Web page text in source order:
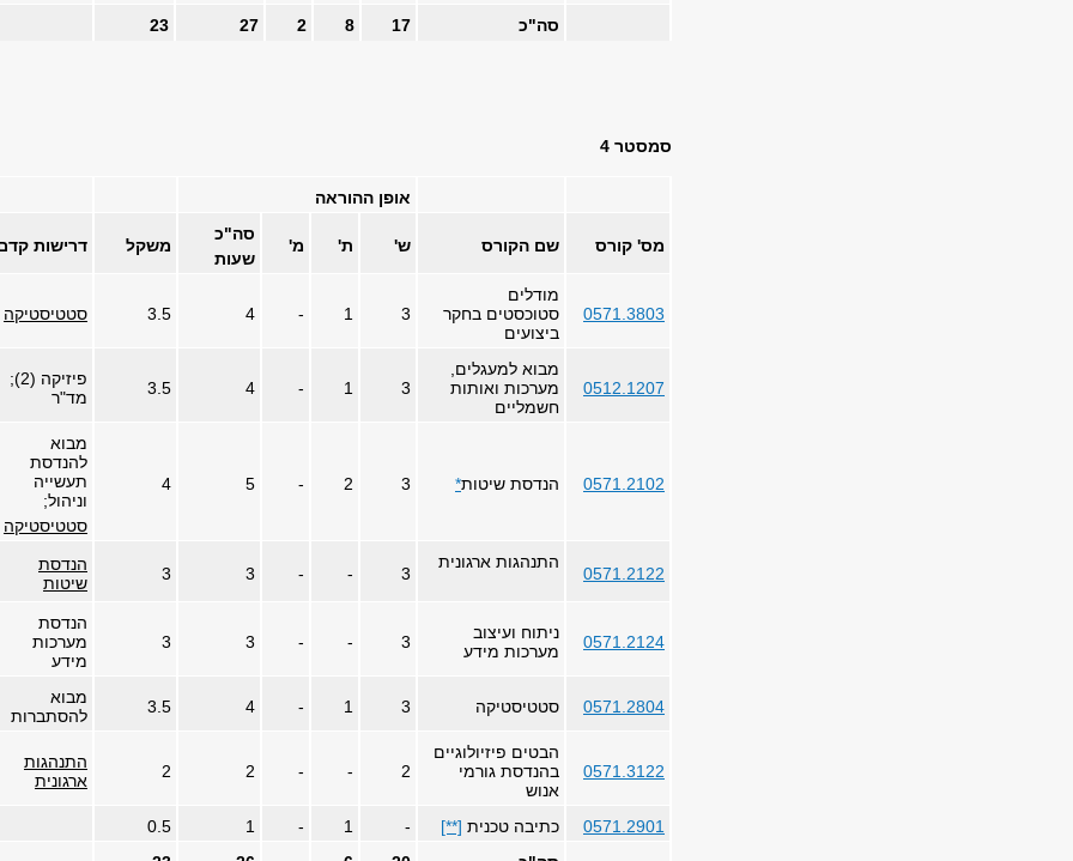
סה"כ
17
8
2
27
23
סמסטר 4
אופן ההוראה
מס' קורס שם הקורס ש' ת' מ'
סה"כ
שעות
משקל דרישות
0571.3803
מודלים
סטוכסטים בחקר
ביצועים
3
1
-
4
3.5 סטטיסטיקה
0512.1207
מבוא למעגלים,
מערכות ואותות
חשמליים
3
1
-
4
3.5
פיזיקה (2);
מד"ר
0571.2102 הנדסת שיטות*
3
2
-
5
4
מבוא
להנדסת
תעשייה
וניהול;
סטטיסטיקה
0571.2122
התנהגות ארגונית
3
-
-
3
3
הנדסת
שיטות
0571.2124
ניתוח ועיצוב
מערכות מידע
3
-
-
3
3
הנדסת
מערכות
מידע
0571.2804 סטטיסטיקה 3
1
-
4
3.5
מבוא
להסתברות
0571.3122
הבטים פיזיולוגיים
בהנדסת גורמי
אנוש
2
-
-
2
2
התנהגות
ארגונית
0571.2901 כתיבה טכנית [**]
-
1
-
1
0.5